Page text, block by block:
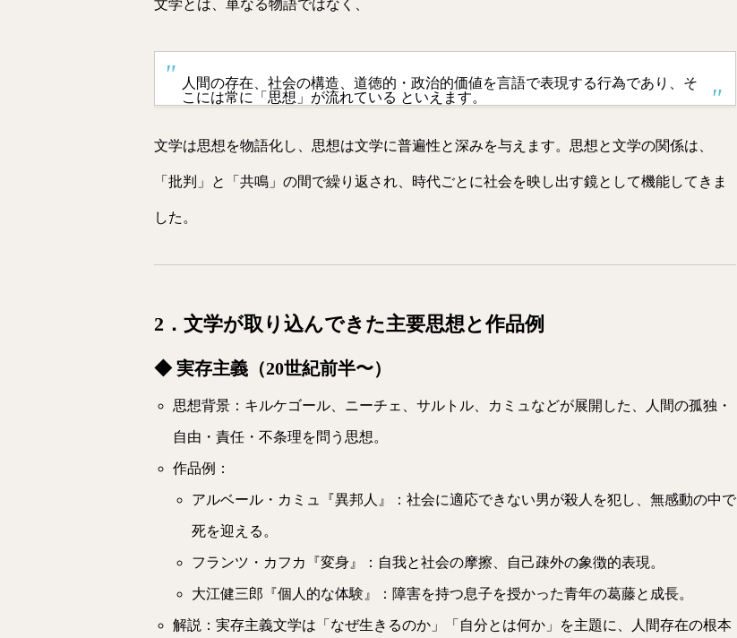
文学とは、単なる物語ではなく、
人間の存在、社会の構造、道徳的・政治的価値を言語で表現する行為であり、そ
こには常に「思想」が流れている といえます。
文学は思想を物語化し、思想は文学に普遍性と深みを与えます。思想と文学の関係は、
「批判」と「共鳴」の間で繰り返され、時代ごとに社会を映し出す鏡として機能してきま
した。
2．文学が取り込んできた主要思想と作品例
◆ 実存主義（20世紀前半〜）
思想背景：キルケゴール、ニーチェ、サルトル、カミュなどが展開した、人間の孤独・
自由・責任・不条理を問う思想。
作品例：
アルベール・カミュ『異邦人』：社会に適応できない男が殺人を犯し、無感動の中で
死を迎える。
フランツ・カフカ『変身』：自我と社会の摩擦、自己疎外の象徴的表現。
大江健三郎『個人的な体験』：障害を持つ息子を授かった青年の葛藤と成長。
解説：実存主義文学は「なぜ生きるのか」「自分とは何か」を主題に、人間存在の根本